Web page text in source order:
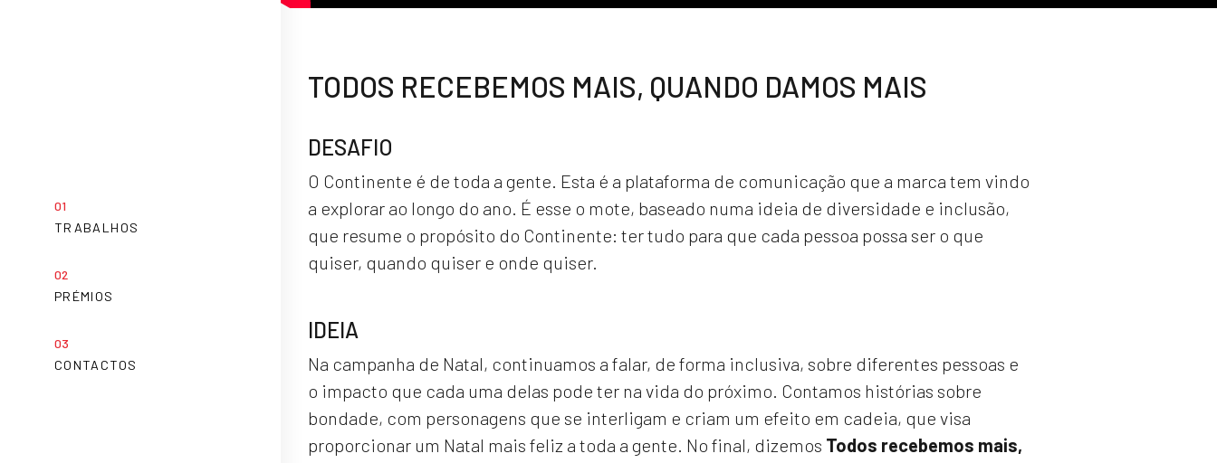
TRABALHOS
PRÉMIOS
CONTACTOS
TODOS RECEBEMOS MAIS, QUANDO DAMOS MAIS
DESAFIO
O Continente é de toda a gente. Esta é a plataforma de comunicação que a marca tem vindo
a explorar ao longo do ano. É esse o mote, baseado numa ideia de diversidade e inclusão,
que resume o propósito do Continente: ter tudo para que cada pessoa possa ser o que
quiser, quando quiser e onde quiser.
IDEIA
Na campanha de Natal, continuamos a falar, de forma inclusiva, sobre diferentes pessoas e
o impacto que cada uma delas pode ter na vida do próximo. Contamos histórias sobre
bondade, com personagens que se interligam e criam um efeito em cadeia, que visa
proporcionar um Natal mais feliz a toda a gente. No final, dizemos Todos recebemos mais,